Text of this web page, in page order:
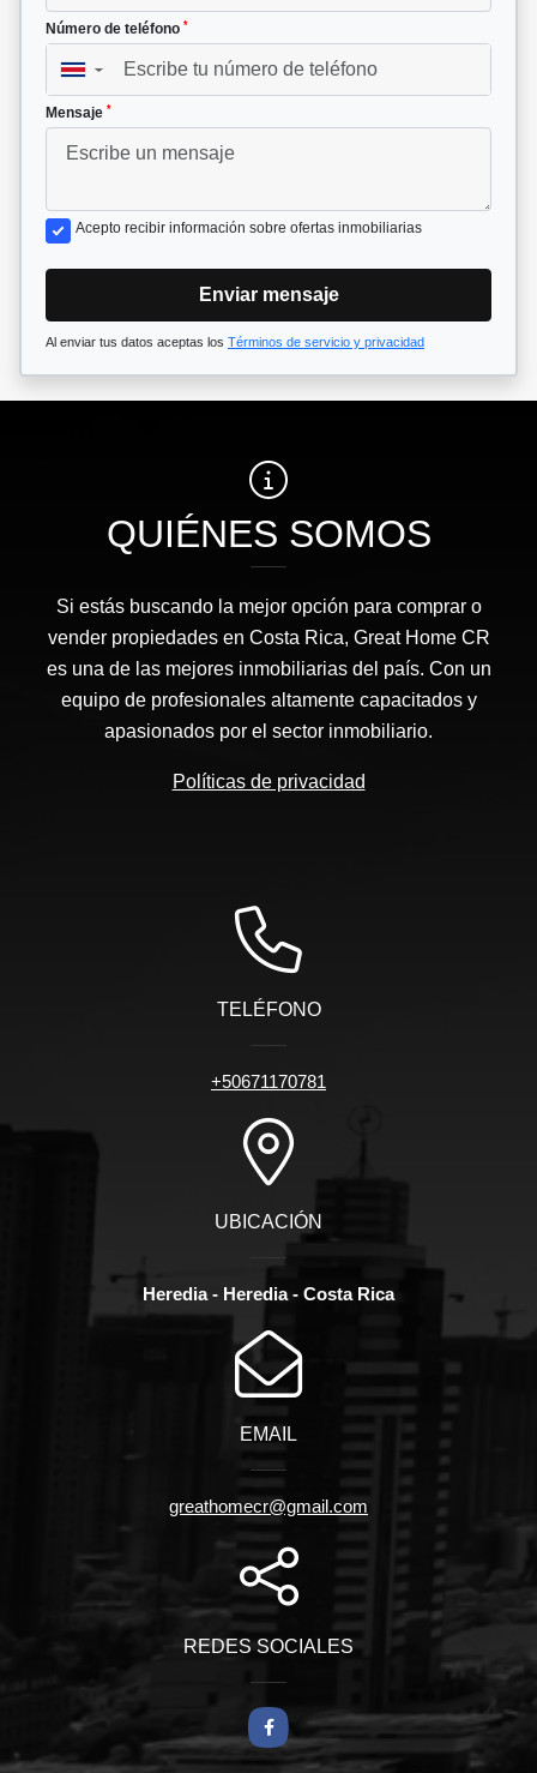
Número de teléfono *
▼
Mensaje *
Acepto recibir información sobre ofertas inmobiliarias
Enviar mensaje
Al enviar tus datos aceptas los Términos de servicio y privacidad
QUIÉNES SOMOS
Si estás buscando la mejor opción para comprar o
vender propiedades en Costa Rica, Great Home CR
es una de las mejores inmobiliarias del país. Con un
equipo de profesionales altamente capacitados y
apasionados por el sector inmobiliario.
Políticas de privacidad
TELÉFONO
+50671170781
UBICACIÓN
Heredia - Heredia - Costa Rica
EMAIL
greathomecr@gmail.com
REDES SOCIALES
Facebook